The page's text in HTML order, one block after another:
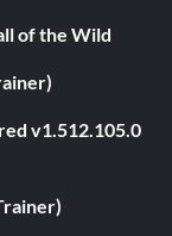
of the Wild
v1.512.105.0